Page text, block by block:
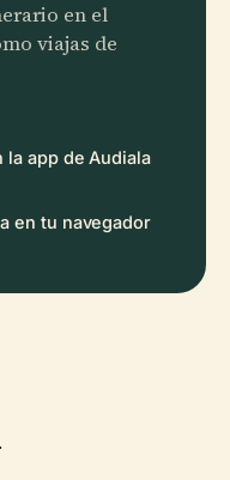
en el
viajas de
la app de Audiala
en tu navegador